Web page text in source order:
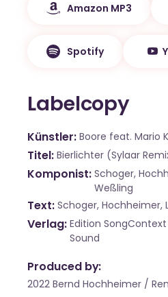
Amazon MP3
Spotify
Labelcopy
Künstler Boore feat. Mario
Titel Bierlichter (Sylaar
Komponist Schoger,
Weßling
Text Schoger, Hochheimer,
Verlag Edition
Sound
Produced by:
2022 Bernd Hochheimer /